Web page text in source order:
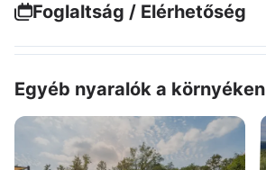
Foglaltság / Elérhetőség
Egyéb nyaralók a környéken